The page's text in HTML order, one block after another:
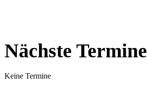
Nächste Termine
Keine Termine